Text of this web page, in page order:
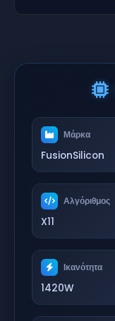
Μάρκα
FusionSilicon
Αλγόριθμος
X11
Ικανότητα
1420W